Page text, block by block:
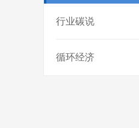
行业碳说
循环经济